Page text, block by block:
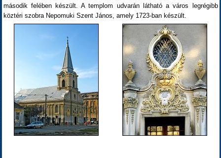
második felében készült. A templom udvarán látható a város legrégibb
köztéri szobra Nepomuki Szent János, amely 1723-ban készült.